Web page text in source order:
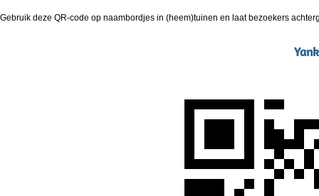
Gebruik deze QR-code op naambordjes in (heem)tuinen en laat bezoekers